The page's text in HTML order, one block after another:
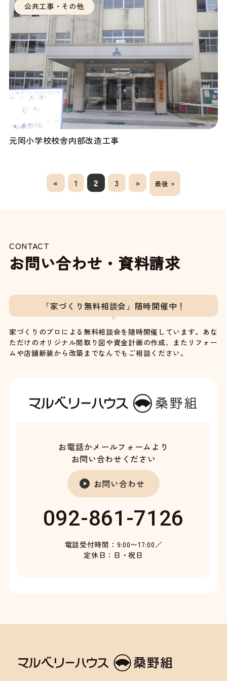
公共工事・その他
元岡小学校校舎内部改造工事
« 1 2 3 » 最後 »
CONTACT
お問い合わせ・資料請求
「家づくり無料相談会」随時開催中！
家づくりのプロによる無料相談会を随時開催しています。あな
ただけのオリジナル間取り図や資金計画の作成、またリフォー
ムや店舗新装から改築までなんでもご相談ください。
お電話かメールフォームより
お問い合わせください
お問い合わせ
092-861-7126
電話受付時間：9:00〜17:00／
定休日：日・祝日